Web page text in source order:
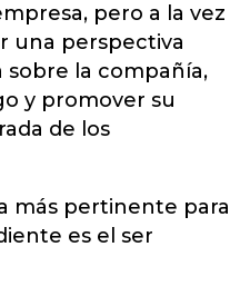
pero a la vez
una perspectiva
la compañía,
y promover su
de los
más pertinente para
es el ser